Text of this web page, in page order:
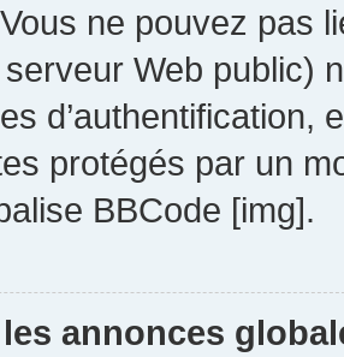
ne pouvez pas
serveur Web public)
d’authentification,
protégés par un
BBCode [img].
annonces